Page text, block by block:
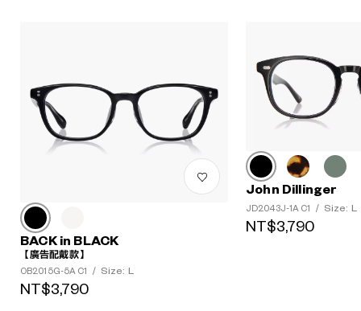
BACK in BLACK
【廣告配戴款】
OB2015G-5A C1
/ Size: L
NT$3,790
John Dillinger
JD2043J-1A C1 / Size: L
NT$3,790